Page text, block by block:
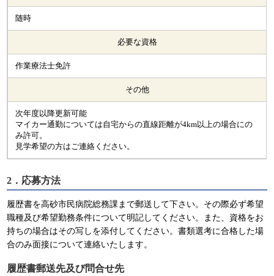
随時
必要な資格
作業療法士免許
その他
次年度以降更新可能
マイカー通勤については自宅からの直線距離が4km以上の場合にの
み許可。
見学希望の方はご連絡ください。
2．応募方法
履歴書を高砂市民病院総務課まで郵送して下さい。その際必ず希望
職種及び希望勤務条件について明記してください。また、資格をお
持ちの場合はその写しを添付してください。書類選考に合格した場
合のみ面接について連絡いたします。
履歴書郵送先及び問合せ先